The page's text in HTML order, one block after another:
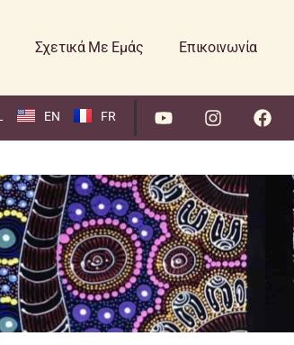
Σχετικά Με Εμάς Επικοινωνία
EN FR